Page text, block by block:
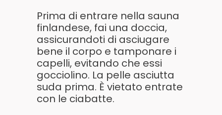
Prima di entrare nella sauna
finlandese, fai una doccia,
assicurandoti di asciugare
bene il corpo e tamponare i
capelli, evitando che essi
gocciolino. La pelle asciutta
suda prima. È vietato entrate
con le ciabatte.